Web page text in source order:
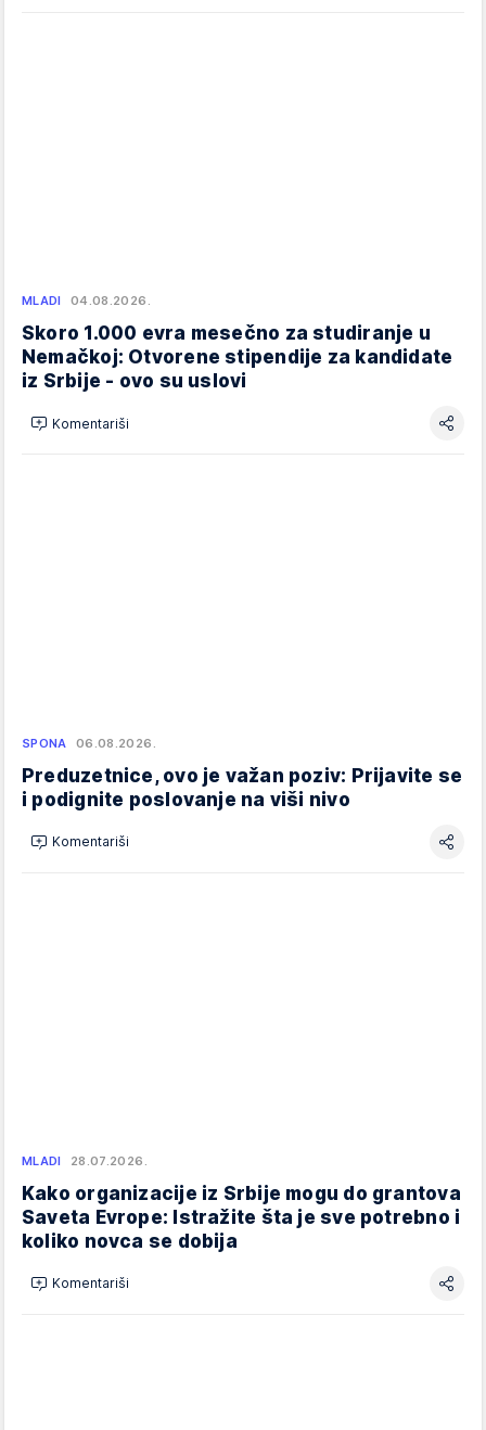
MLADI 04.08.2026.
Skoro 1.000 evra mesečno za studiranje u
Nemačkoj: Otvorene stipendije za kandidate
iz Srbije - ovo su uslovi
Komentariši
SPONA 06.08.2026.
Preduzetnice, ovo je važan poziv: Prijavite se
i podignite poslovanje na viši nivo
Komentariši
MLADI 28.07.2026.
Kako organizacije iz Srbije mogu do grantova
Saveta Evrope: Istražite šta je sve potrebno i
koliko novca se dobija
Komentariši